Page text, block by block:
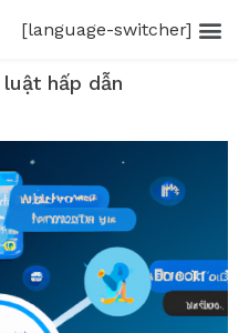
[language-switcher]
hấp dẫn